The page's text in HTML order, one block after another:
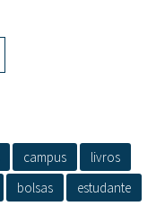
campus
livros
bolsas
estudante